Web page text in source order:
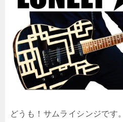
どうも！サムライシンジです。